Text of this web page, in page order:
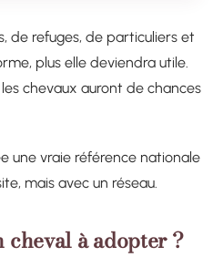
de refuges, de particuliers et
plus elle deviendra utile.
chevaux auront de chances
une vraie référence nationale
mais avec un réseau.
cheval à adopter ?